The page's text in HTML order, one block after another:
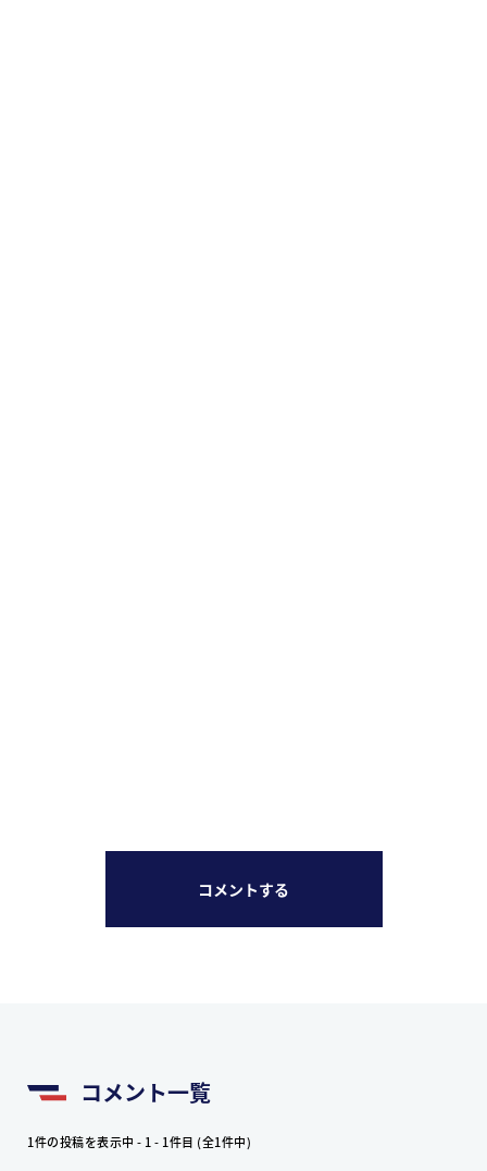
コメントする
コメント一覧
1件の投稿を表示中 - 1 - 1件目 (全1件中)